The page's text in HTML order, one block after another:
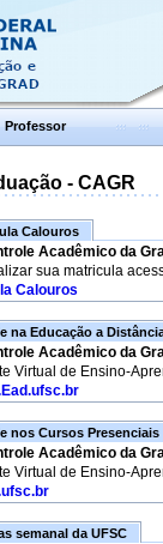
Professor
- CAGR
Calouros
Acadêmico da
sua matricula
Calouros
na Educação a
Acadêmico da
Virtual de Ensino-
nos Cursos Presenciais
Acadêmico da
Virtual de Ensino-
semanal da UFSC